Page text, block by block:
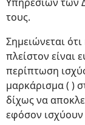
τους.
Σημειώνεται
πλείστον είναι
περίπτωση
μαρκάρισμα ( )
δίχως να
εφόσον